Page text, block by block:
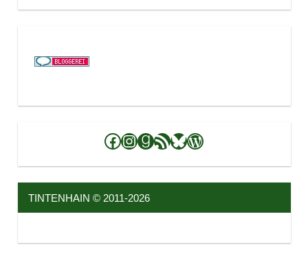
Facebook
Instagram
Goodreads
RSS-Feed
Bluesky
WordPress
TINTENHAIN © 2011-2026